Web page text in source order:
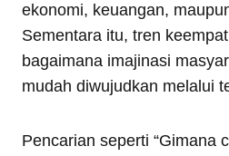
ekonomi, keuangan,
Sementara itu, tren
bagaimana imajinasi
mudah diwujudkan melalui
Pencarian seperti “Gimana